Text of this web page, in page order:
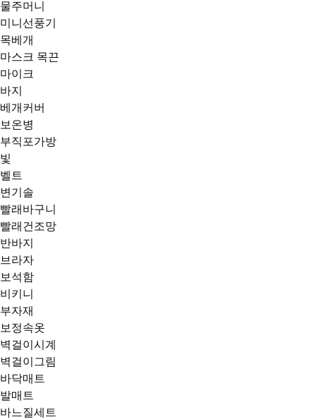
물주머니
미니선풍기
목베개
마스크 목끈
마이크
바지
베개커버
보온병
부직포가방
빛
벨트
변기솔
빨래바구니
빨래건조망
반바지
브라자
보석함
비키니
부자재
보정속옷
벽걸이시계
벽걸이그림
바닥매트
발매트
바느질세트